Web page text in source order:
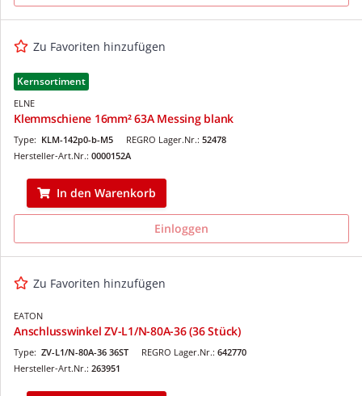
Zu Favoriten hinzufügen
Kernsortiment
ELNE
Klemmschiene 16mm² 63A Messing blank
REGRO Lager.Nr.: 52478
Type: KLM-142p0-b-M5
Hersteller-Art.Nr.: 0000152A
In den Warenkorb
Einloggen
Zu Favoriten hinzufügen
EATON
Anschlusswinkel ZV-L1/N-80A-36 (36 Stück)
REGRO Lager.Nr.: 642770
Type: ZV-L1/N-80A-36 36ST
Hersteller-Art.Nr.: 263951